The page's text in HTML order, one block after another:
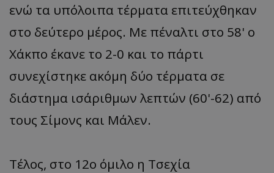
ενώ τα υπόλοιπα τέρματα επιτεύχθηκαν
στο δεύτερο μέρος. Με πέναλτι στο 58' ο
Χάκπο έκανε το 2-0 και το πάρτι
συνεχίστηκε ακόμη δύο τέρματα σε
διάστημα ισάριθμων λεπτών (60'-62) από
τους Σίμονς και Μάλεν.
Τέλος, στο 12ο όμιλο η Τσεχία